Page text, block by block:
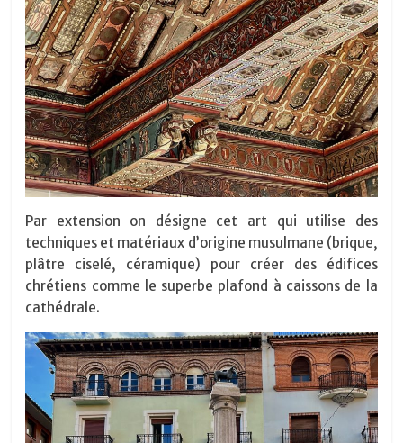
Par extension on désigne cet art qui utilise des
techniques et matériaux d’origine musulmane (brique,
plâtre ciselé, céramique) pour créer des édifices
chrétiens comme le superbe plafond à caissons de la
cathédrale.